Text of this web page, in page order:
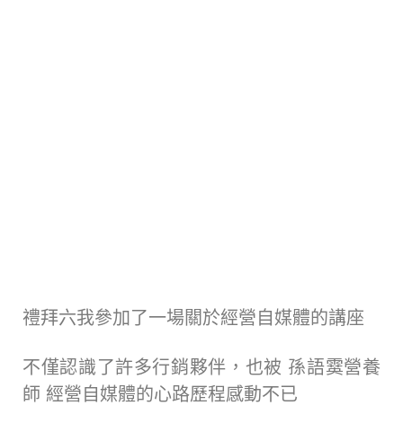
禮拜六我參加了一場關於經營自媒體的講座
不僅認識了許多行銷夥伴，也被 孫語霙營養
師 經營自媒體的心路歷程感動不已